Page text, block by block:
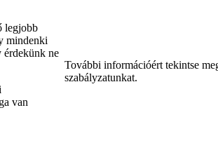
legjobb
mindenki
érdekünk ne
van
További információért tekintse
szabályzatunkat.